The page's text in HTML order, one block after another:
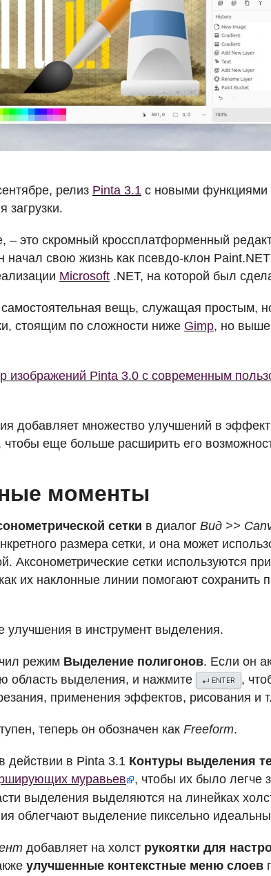
релиз Pinta 3.1 с новыми функциями
загрузки.
– это скромный кроссплатформенный
свою жизнь как псевдо-клон
Microsoft .NET, на которой был
вещь, служащая простым,
стоящим по сложности ниже Gimp, но
изображений Pinta 3.0 с современным
добавляет множество улучшений в
чтобы еще больше расширить его
моменты
сетки в диалог Вид >>
размера сетки, и она может
Аксонометрические сетки используются
их наклонные линии помогают сохранить
улучшения в инструмент выделения.
режим Выделение полигонов. Если он
область выделения, и нажмите
↵ ENTER
,
применения эффектов, рисования и
теперь он обозначен как Freeform.
действии в Pinta 3.1 Контуры выделения
муравьев
, чтобы их было легче
выделения выделяются на линейках
облегчают выделение пиксельно
добавляет на холст рукоятки для
улучшенные контекстные меню слоев